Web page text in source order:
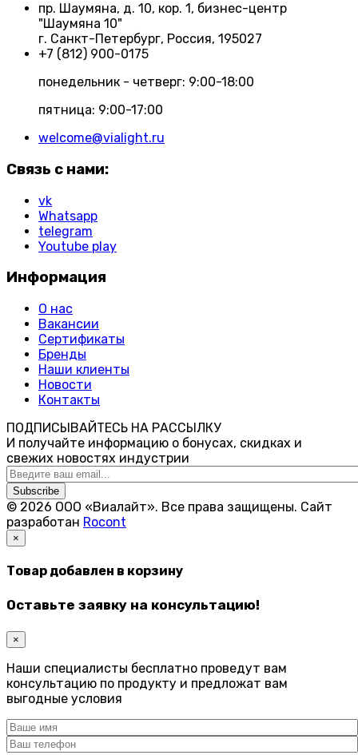
пр. Шаумяна, д. 10, кор. 1, бизнес-центр
"Шаумяна 10"
г. Санкт-Петербург, Россия, 195027
+7 (812) 900-0175
понедельник - четверг: 9:00-18:00
пятница: 9:00-17:00
welcome@vialight.ru
Связь с нами:
vk
Whatsapp
telegram
Youtube play
Информация
О нас
Вакансии
Сертификаты
Бренды
Наши клиенты
Новости
Контакты
ПОДПИСЫВАЙТЕСЬ НА РАССЫЛКУ
И получайте информацию о бонусах, скидках и
свежих новостях индустрии
Subscribe
© 2026 ООО «Виалайт». Все права защищены. Cайт
разработан Rocont
×
Товар добавлен в корзину
Оставьте заявку на консультацию!
×
Наши специалисты бесплатно проведут вам
консультацию по продукту и предложат вам
выгодные условия